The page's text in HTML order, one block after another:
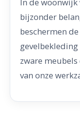
bijzonder
beschermen
zware
van onze